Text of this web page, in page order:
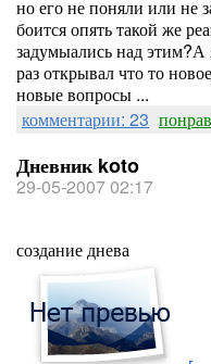
но его не поняли или не
боится опять такой же
задумыались над
раз открывал что то
новые вопросы ...
комментарии: 23
Дневник koto
29-05-2007 02:17
создание днева